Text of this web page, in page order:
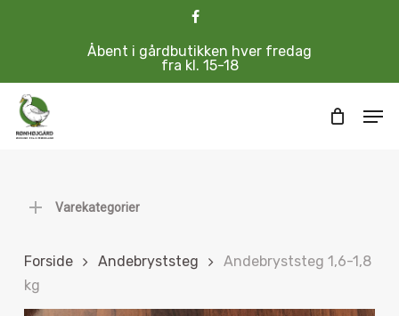
facebook
Åbent i gårdbutikken hver fredag
fra kl. 15-18
Cart
Varekategorier
Forside Andebryststeg
Andebryststeg 1,6-1,8
kg